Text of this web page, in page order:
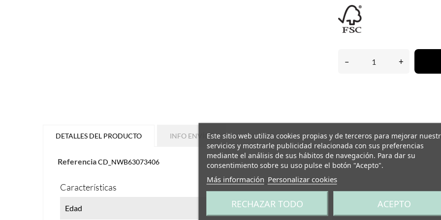
– +
DETALLES DEL PRODUCTO INFO ENVÍOS
ReferenciaCD_NWB63073406
Características
Edad
Este sitio web utiliza cookies propias y de terceros para mejorar
servicios y mostrarle publicidad relacionada con sus preferencias
mediante el análisis de sus hábitos de navegación. Para dar su
consentimiento sobre su uso pulse el botón "Acepto".
Más información Personalizar cookies
RECHAZAR TODO ACEPTO